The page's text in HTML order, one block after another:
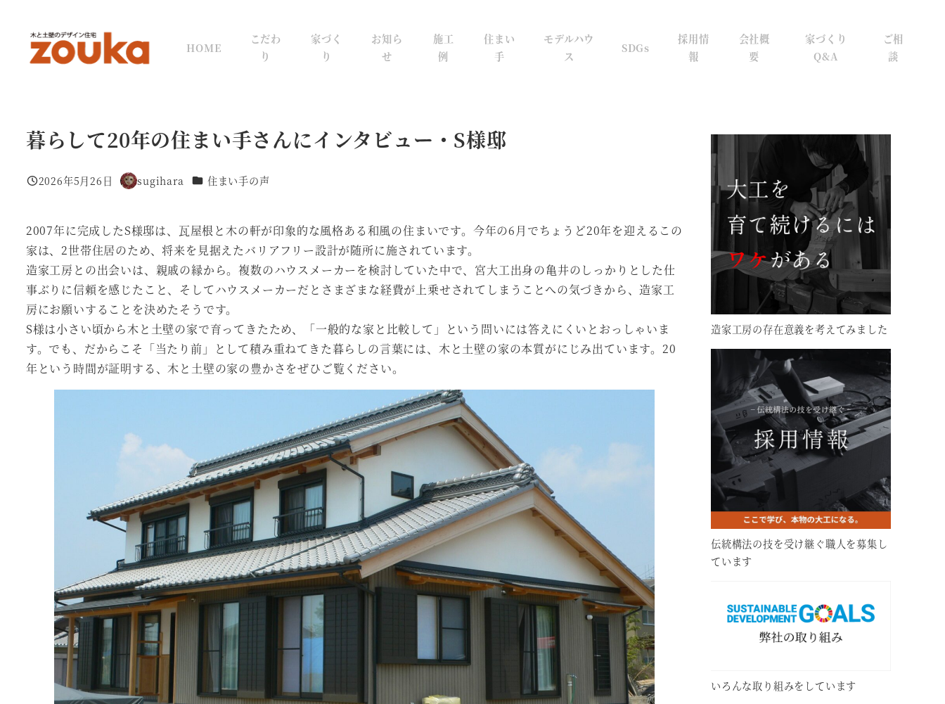
HOME
こだわ
り
家づく
り
お知ら
せ
施工
例
住まい
手
モデルハウ
ス
SDGs
採用情
報
会社概
要
家づくり
Q&A
ご相
談
暮らして20年の住まい手さんにインタビュー・S様邸
投稿日
2026年5月26日
著
sugihara カテゴリー
住まい手の声
2007年に完成したS様邸は、瓦屋根と木の軒が印象的な風格ある和風の住まいです。今年の6月でちょうど20年を迎えるこの
家は、2世帯住居のため、将来を見据えたバリアフリー設計が随所に施されています。
造家工房との出会いは、親戚の縁から。複数のハウスメーカーを検討していた中で、宮大工出身の亀井のしっかりとした仕
事ぶりに信頼を感じたこと、そしてハウスメーカーだとさまざまな経費が上乗せされてしまうことへの気づきから、造家工
房にお願いすることを決めたそうです。
S様は小さい頃から木と土壁の家で育ってきたため、「一般的な家と比較して」という問いには答えにくいとおっしゃいま
す。でも、だからこそ「当たり前」として積み重ねてきた暮らしの言葉には、木と土壁の家の本質がにじみ出ています。20
年という時間が証明する、木と土壁の家の豊かさをぜひご覧ください。
造家工房の存在意義を考えてみました
伝統構法の技を受け継ぐ職人を募集し
ています
いろんな取り組みをしています